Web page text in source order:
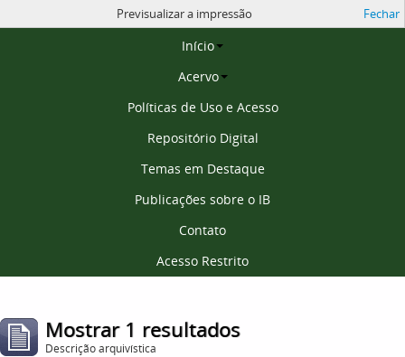
Página inicial
Início
Acervo
Políticas de Uso e Acesso
Repositório Digital
Temas em Destaque
Publicações sobre o IB
Contato
Acesso Restrito
Previsualizar a impressão Fechar
Mostrar 1 resultados
Descrição arquivística